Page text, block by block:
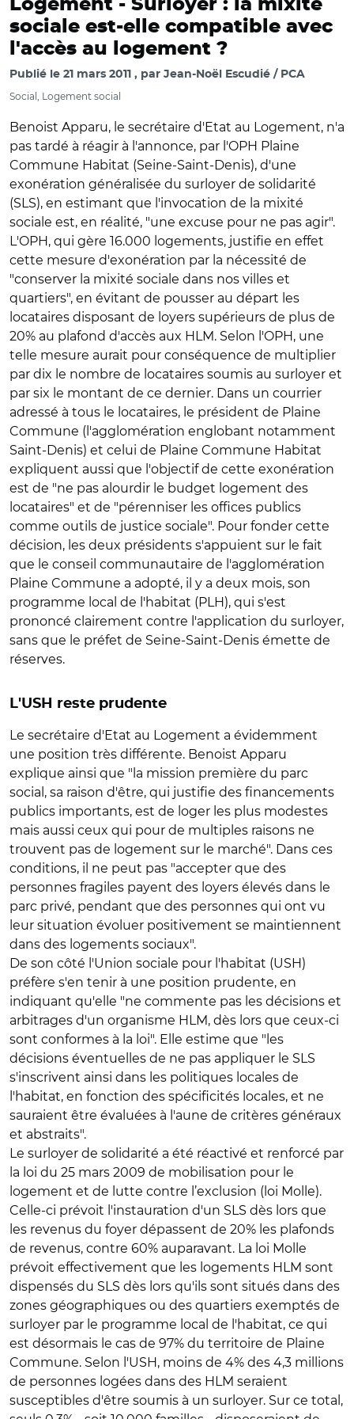
Logement - Surloyer : la mixité
sociale est-elle compatible avec
l'accès au logement ?
Publié le 21 mars 2011 par Jean-Noël Escudié / PCA
Social, Logement social
Benoist Apparu, le secrétaire d'Etat au Logement, n'a
pas tardé à réagir à l'annonce, par l'OPH Plaine
Commune Habitat (Seine-Saint-Denis), d'une
exonération généralisée du surloyer de solidarité
(SLS), en estimant que l'invocation de la mixité
sociale est, en réalité, "une excuse pour ne pas agir".
L'OPH, qui gère 16.000 logements, justifie en effet
cette mesure d'exonération par la nécessité de
"conserver la mixité sociale dans nos villes et
quartiers", en évitant de pousser au départ les
locataires disposant de loyers supérieurs de plus de
20% au plafond d'accès aux HLM. Selon l'OPH, une
telle mesure aurait pour conséquence de multiplier
par dix le nombre de locataires soumis au surloyer et
par six le montant de ce dernier. Dans un courrier
adressé à tous le locataires, le président de Plaine
Commune (l'agglomération englobant notamment
Saint-Denis) et celui de Plaine Commune Habitat
expliquent aussi que l'objectif de cette exonération
est de "ne pas alourdir le budget logement des
locataires" et de "pérenniser les offices publics
comme outils de justice sociale". Pour fonder cette
décision, les deux présidents s'appuient sur le fait
que le conseil communautaire de l'agglomération
Plaine Commune a adopté, il y a deux mois, son
programme local de l'habitat (PLH), qui s'est
prononcé clairement contre l'application du surloyer,
sans que le préfet de Seine-Saint-Denis émette de
réserves.
L'USH reste prudente
Le secrétaire d'Etat au Logement a évidemment
une position très différente. Benoist Apparu
explique ainsi que "la mission première du parc
social, sa raison d'être, qui justifie des financements
publics importants, est de loger les plus modestes
mais aussi ceux qui pour de multiples raisons ne
trouvent pas de logement sur le marché". Dans ces
conditions, il ne peut pas "accepter que des
personnes fragiles payent des loyers élevés dans le
parc privé, pendant que des personnes qui ont vu
leur situation évoluer positivement se maintiennent
dans des logements sociaux".
De son côté l'Union sociale pour l'habitat (USH)
préfère s'en tenir à une position prudente, en
indiquant qu'elle "ne commente pas les décisions et
arbitrages d'un organisme HLM, dès lors que ceux-ci
sont conformes à la loi". Elle estime que "les
décisions éventuelles de ne pas appliquer le SLS
s'inscrivent ainsi dans les politiques locales de
l'habitat, en fonction des spécificités locales, et ne
sauraient être évaluées à l'aune de critères généraux
et abstraits".
Le surloyer de solidarité a été réactivé et renforcé par
la loi du 25 mars 2009 de mobilisation pour le
logement et de lutte contre l’exclusion (loi Molle).
Celle-ci prévoit l'instauration d'un SLS dès lors que
les revenus du foyer dépassent de 20% les plafonds
de revenus, contre 60% auparavant. La loi Molle
prévoit effectivement que les logements HLM sont
dispensés du SLS dès lors qu'ils sont situés dans des
zones géographiques ou des quartiers exemptés de
surloyer par le programme local de l'habitat, ce qui
est désormais le cas de 97% du territoire de Plaine
Commune. Selon l'USH, moins de 4% des 4,3 millions
de personnes logées dans des HLM seraient
susceptibles d'être soumis à un surloyer. Sur ce total,